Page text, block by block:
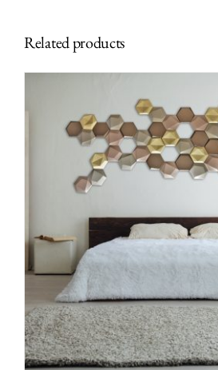
Related products